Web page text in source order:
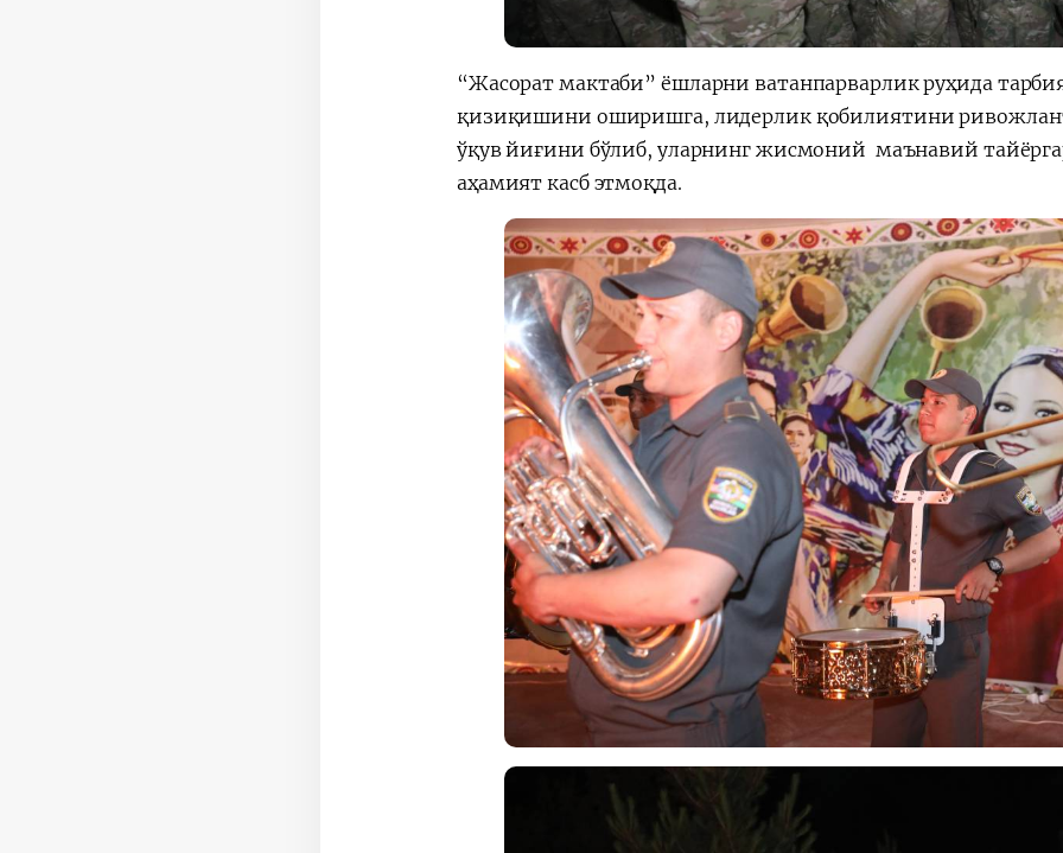
“Жасорат мактаби” ёшларни ватанпарварлик руҳида
қизиқишини оширишга, лидерлик қобилиятини
ўқув йиғини бўлиб, уларнинг жисмоний ­ маънавий
аҳамият касб этмоқда.